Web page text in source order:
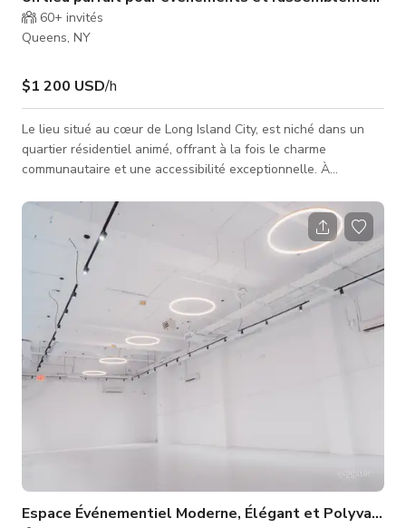
60+ invités
Queens, NY
$1 200 USD/h
Le lieu situé au cœur de Long Island City, est niché dans un
quartier résidentiel animé, offrant à la fois le charme
communautaire et une accessibilité exceptionnelle. À
lignes de métro E, M, G et 7 — Midtown Manhattan est à une
seule station. Cet emplacement de choix en fait un lieu idéal
pour des événements, ateliers et rassemblements, connectant
parfaitement vos invités à la ville tout en offrant une
atmosphère lo
Espace Événementiel Moderne, Élégant et Polyvalent